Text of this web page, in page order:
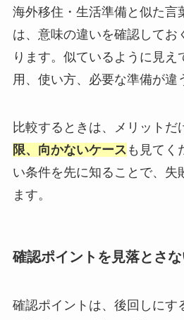
海外移住・生活準備と似た言
は、意味の違いを確認してお
ります。似ているように見え
用、使い方、必要な準備が違
比較するときは、メリットだ
限、向かないケース も見てく
い条件を先に知ることで、失
ます。
確認ポイントを見落とさ
確認ポイントは、後回しにす